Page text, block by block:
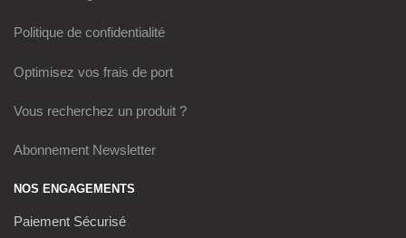
Politique de confidentialité
Optimisez vos frais de port
Vous recherchez un produit ?
Abonnement Newsletter
NOS ENGAGEMENTS
Paiement Sécurisé